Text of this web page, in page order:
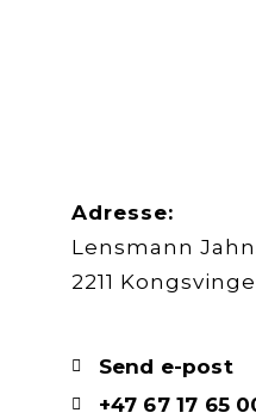
Adresse:
Lensmann
2211
Send e-post
+47 67 17 65